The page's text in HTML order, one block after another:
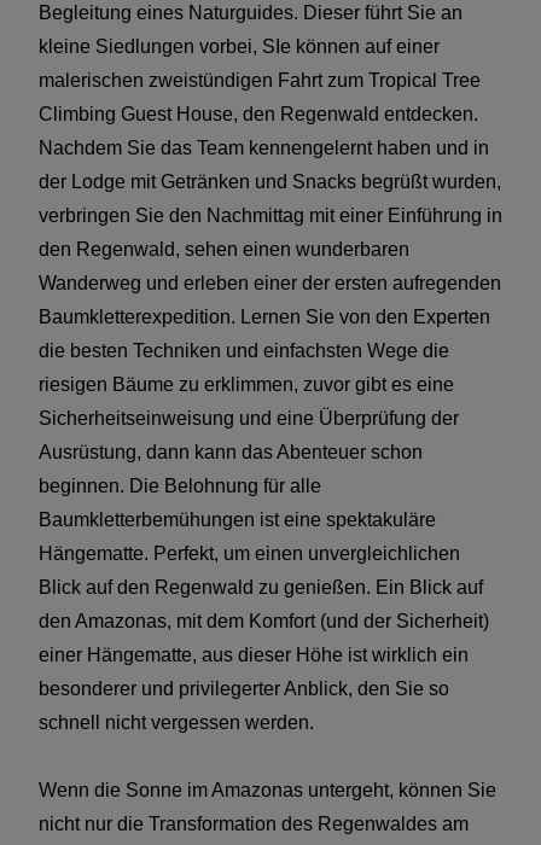
Begleitung eines Naturguides. Dieser führt Sie an
kleine Siedlungen vorbei, SIe können auf einer
malerischen zweistündigen Fahrt zum Tropical Tree
Climbing Guest House, den Regenwald entdecken.
Nachdem Sie das Team kennengelernt haben und in
der Lodge mit Getränken und Snacks begrüßt wurden,
verbringen Sie den Nachmittag mit einer Einführung in
den Regenwald, sehen einen wunderbaren
Wanderweg und erleben einer der ersten aufregenden
Baumkletterexpedition. Lernen Sie von den Experten
die besten Techniken und einfachsten Wege die
riesigen Bäume zu erklimmen, zuvor gibt es eine
Sicherheitseinweisung und eine Überprüfung der
Ausrüstung, dann kann das Abenteuer schon
beginnen. Die Belohnung für alle
Baumkletterbemühungen ist eine spektakuläre
Hängematte. Perfekt, um einen unvergleichlichen
Blick auf den Regenwald zu genießen. Ein Blick auf
den Amazonas, mit dem Komfort (und der Sicherheit)
einer Hängematte, aus dieser Höhe ist wirklich ein
besonderer und privilegerter Anblick, den Sie so
schnell nicht vergessen werden.
Wenn die Sonne im Amazonas untergeht, können Sie
nicht nur die Transformation des Regenwaldes am